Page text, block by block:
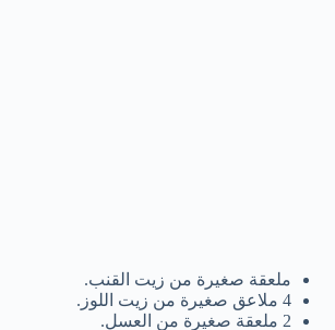
ملعقة صغيرة من زيت القنب.
4 ملاعق صغيرة من زيت اللوز.
2 ملعقة صغيرة من العسل.